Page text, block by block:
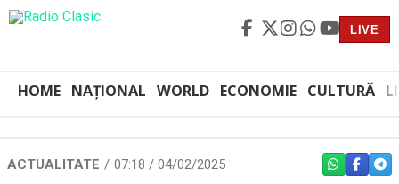
LIVE
HOME NAȚIONAL WORLD ECONOMIE CULTURĂ
ACTUALITATE 07:18 / 04/02/2025 WHATSAPP